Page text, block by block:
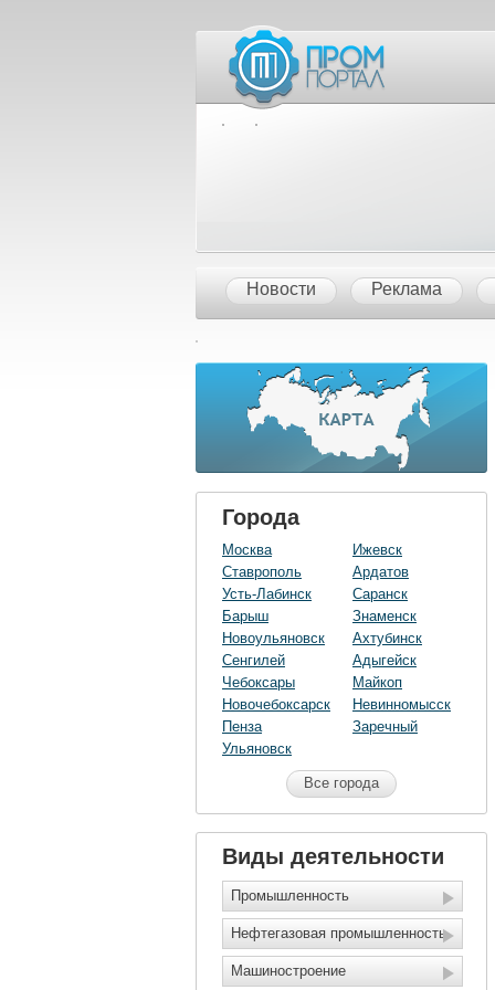
Новости Реклама
Города
Москва
Ставрополь
Усть-Лабинск
Барыш
Новоульяновск
Сенгилей
Чебоксары
Новочебоксарск
Пенза
Ульяновск
Ижевск
Ардатов
Саранск
Знаменск
Ахтубинск
Адыгейск
Майкоп
Невинномысск
Заречный
Все города
Виды деятельности
Промышленность
Нефтегазовая промышленность
Машиностроение